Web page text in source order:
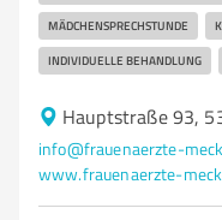
MÄDCHENSPRECHSTUNDE
INDIVIDUELLE BEHANDLUNG
Hauptstraße 93,
info@frauenaerzte-
www.frauenaerzte-